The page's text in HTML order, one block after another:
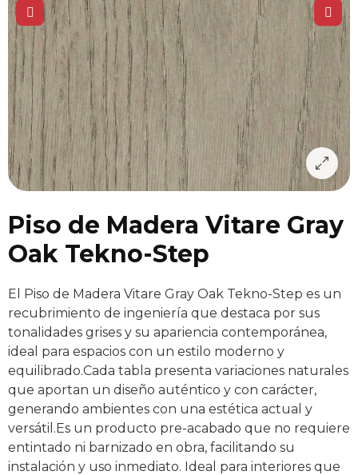
Piso de Madera Vitare Gray
Oak Tekno-Step
El Piso de Madera Vitare Gray Oak Tekno-Step es un
recubrimiento de ingeniería que destaca por sus
tonalidades grises y su apariencia contemporánea,
ideal para espacios con un estilo moderno y
equilibrado.Cada tabla presenta variaciones naturales
que aportan un diseño auténtico y con carácter,
generando ambientes con una estética actual y
versátil.Es un producto pre-acabado que no requiere
entintado ni barnizado en obra, facilitando su
instalación y uso inmediato. Ideal para interiores que